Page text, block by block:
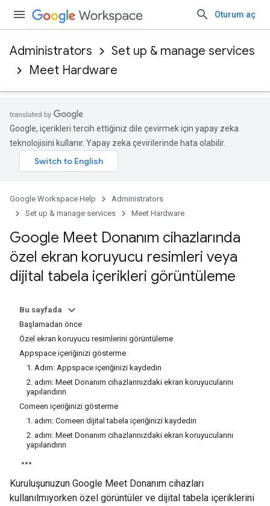
Oturum aç
Administrators
Set up & manage services
Meet Hardware
Google, içerikleri tercih ettiğiniz dile çevirmek için yapay zeka
teknolojisini kullanır. Yapay zeka çevirilerinde hata olabilir.
Google Workspace Help
Administrators
Set up & manage services
Meet Hardware
Google Meet Donanım cihazlarında
özel ekran koruyucu resimleri veya
dijital tabela içerikleri görüntüleme
Bu sayfada
Başlamadan önce
Özel ekran koruyucu resimlerini görüntüleme
Appspace içeriğinizi gösterme
1. Adım: Appspace içeriğinizi kaydedin
2. adım: Meet Donanım cihazlarınızdaki ekran koruyucularını
yapılandırın
Comeen içeriğinizi gösterme
1. adım: Comeen dijital tabela içeriğinizi kaydedin
2. adım: Meet Donanım cihazlarınızdaki ekran koruyucularını
yapılandırın
Kuruluşunuzun Google Meet Donanım cihazları
kullanılmıyorken özel görüntüler ve dijital tabela içeriklerini